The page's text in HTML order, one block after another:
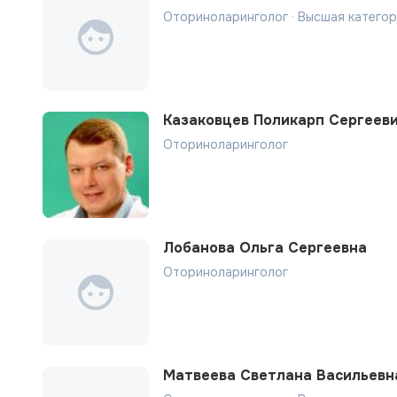
Оториноларинголог · Высшая
Казаковцев Поликарп
Оториноларинголог
Лобанова Ольга Сергеевна
Оториноларинголог
Матвеева Светлана